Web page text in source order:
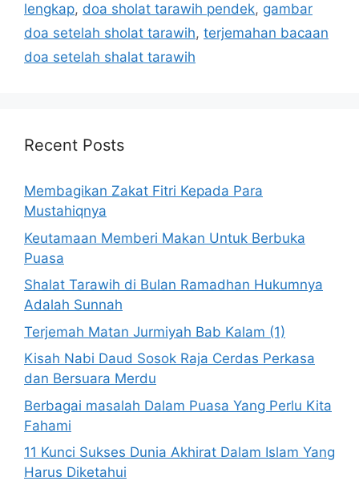
lengkap, doa sholat tarawih pendek, gambar
doa setelah sholat tarawih, terjemahan bacaan
doa setelah shalat tarawih
Recent Posts
Membagikan Zakat Fitri Kepada Para
Mustahiqnya
Keutamaan Memberi Makan Untuk Berbuka
Puasa
Shalat Tarawih di Bulan Ramadhan Hukumnya
Adalah Sunnah
Terjemah Matan Jurmiyah Bab Kalam (1)
Kisah Nabi Daud Sosok Raja Cerdas Perkasa
dan Bersuara Merdu
Berbagai masalah Dalam Puasa Yang Perlu Kita
Fahami
11 Kunci Sukses Dunia Akhirat Dalam Islam Yang
Harus Diketahui